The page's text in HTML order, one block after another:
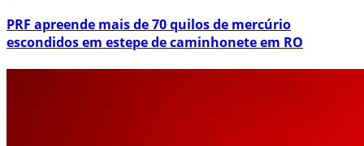
PRF apreende mais de 70 quilos de mercúrio
escondidos em estepe de caminhonete em RO